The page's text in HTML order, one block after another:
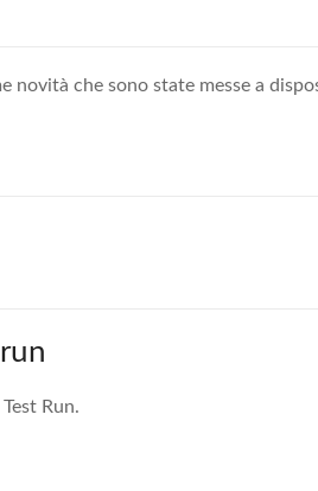
novità che sono state messe a
Run.